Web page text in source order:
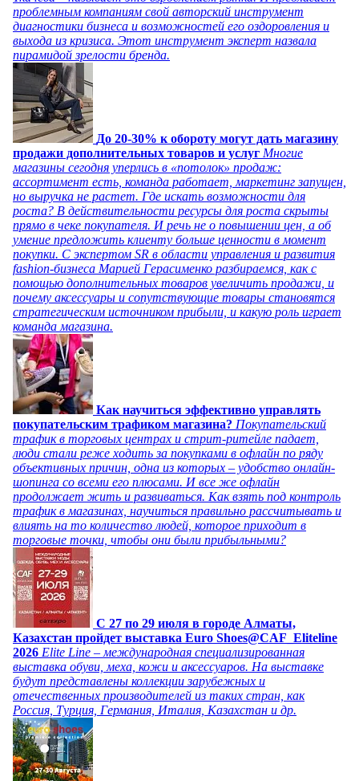
проблемным компаниям свой авторский инструмент
диагностики бизнеса и возможностей его оздоровления и
выхода из кризиса. Этот инструмент эксперт назвала
пирамидой зрелости бренда.
До 20-30% к обороту могут дать магазину
продажи дополнительных товаров и услуг Многие
магазины сегодня уперлись в «потолок» продаж:
ассортимент есть, команда работает, маркетинг запущен,
но выручка не растет. Где искать возможности для
роста? В действительности ресурсы для роста скрыты
прямо в чеке покупателя. И речь не о повышении цен, а об
умение предложить клиенту больше ценности в момент
покупки. С экспертом SR в области управления и развития
fashion-бизнеса Марией Герасименко разбираемся, как с
помощью дополнительных товаров увеличить продажи, и
почему аксессуары и сопутствующие товары становятся
стратегическим источником прибыли, и какую роль играет
команда магазина.
Как научиться эффективно управлять
покупательским трафиком магазина? Покупательский
трафик в торговых центрах и стрит-ритейле падает,
люди стали реже ходить за покупками в офлайн по ряду
объективных причин, одна из которых – удобство онлайн-
шопинга со всеми его плюсами. И все же офлайн
продолжает жить и развиваться. Как взять под контроль
трафик в магазинах, научиться правильно рассчитывать и
влиять на то количество людей, которое приходит в
торговые точки, чтобы они были прибыльными?
C 27 по 29 июля в городе Алматы,
Казахстан пройдет выставка Euro Shoes@CAF_Eliteline
2026 Elite Line – международная специализированная
выставка обуви, меха, кожи и аксессуаров. На выставке
будут представлены коллекции зарубежных и
отечественных производителей из таких стран, как
Россия, Турция, Германия, Италия, Казахстан и др.